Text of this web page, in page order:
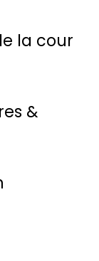
la cour
&